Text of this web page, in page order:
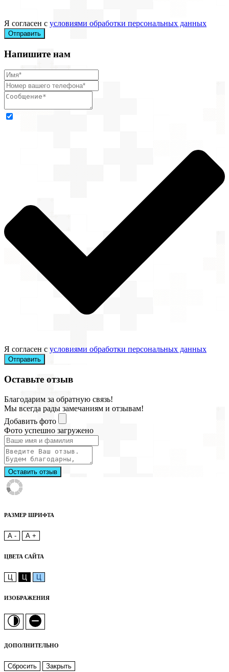
Я согласен с условиями обработки персональных данных
Отправить
Напишите нам
Я согласен с условиями обработки персональных данных
Отправить
Оставьте отзыв
Благодарим за обратную связь!
Мы всегда рады замечаниям и отзывам!
Добавить фото
Фото успешно загружено
Оставить отзыв
РАЗМЕР ШРИФТА
A - A +
ЦВЕТА САЙТА
Ц Ц Ц
ИЗОБРАЖЕНИЯ
ДОПОЛНИТЕЛЬНО
Сбросить Закрыть